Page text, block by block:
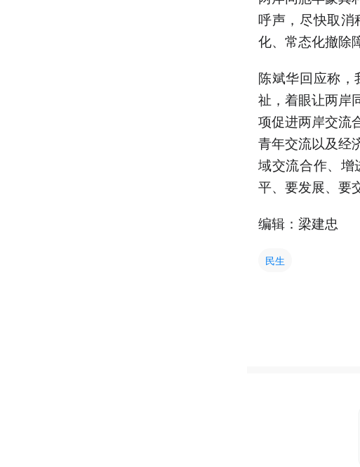
呼声，尽快取消
化、常态化撤除
陈斌华回应称
祉，着眼让两岸
项促进两岸交流
青年交流以及经
域交流合作、增
平、要发展、要
编辑：梁建忠
民生